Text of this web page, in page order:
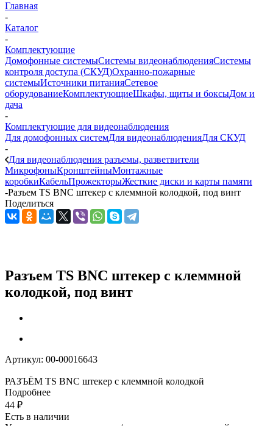
Главная
-
Каталог
-
Комплектующие
Домофонные системыСистемы видеонаблюденияСистемы
контроля доступа (СКУД)Охранно-пожарные
системыИсточники питанияСетевое
оборудованиеКомплектующиеШкафы, щиты и боксыДом и
дача
-
Комплектующие для видеонаблюдения
Для домофонных системДля видеонаблюденияДля СКУД
-
Для видеонаблюдения разъемы, разветвители
МикрофоныКронштейныМонтажные
коробкиКабельПрожекторыЖесткие диски и карты памяти
-Разъем TS BNC штекер с клеммной колодкой, под винт
Поделиться
Разъем TS BNC штекер с клеммной
колодкой, под винт
Артикул: 00-00016643
РАЗЪЁМ TS BNC штекер с клеммной колодкой
Подробнее
44 ₽
Есть в наличии